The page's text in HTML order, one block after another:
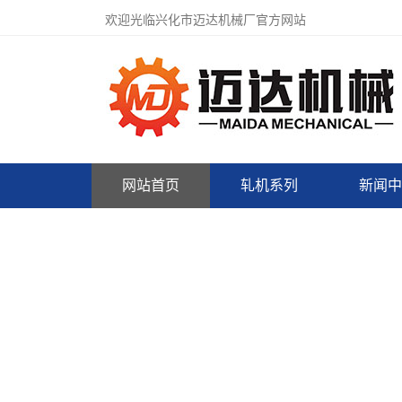
欢迎光临兴化市迈达机械厂官方网站
网站首页 轧机系列 新闻